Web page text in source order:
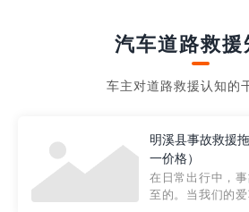
汽车道路救援
车主对道路救援认知的
明溪县事故救援
一价格）
在日常出行中，
至的。当我们的爱